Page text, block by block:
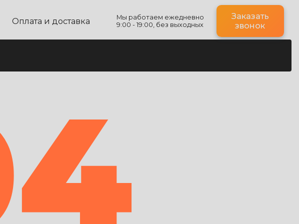
Оплата и доставка
Мы работаем ежедневно
9:00 - 19:00, без выходных
Заказать
звонок